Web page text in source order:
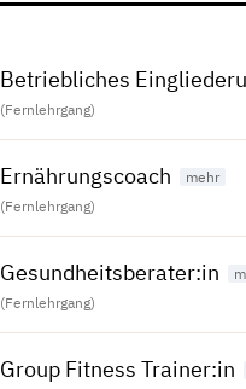
Betriebliches
(Fernlehrgang)
Ernährungscoach
(Fernlehrgang)
Gesundheitsberater:in
(Fernlehrgang)
Group Fitness Trainer:in